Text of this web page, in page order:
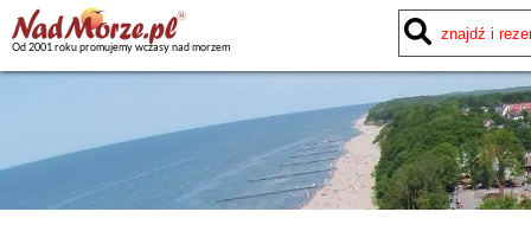
Od 2001 roku promujemy wczasy nad morzem